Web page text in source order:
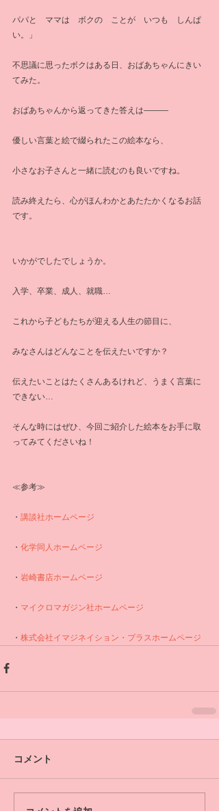
パパと　ママは　ボクの　ことが　いつも　しんぱ
い。」
不思議に思ったボクはある日、おばあちゃんにきい
てみた。
おばあちゃんから返ってきた答えは―――
優しい言葉と絵で綴られたこの絵本なら、
小さなお子さんと一緒に読むのも良いですね。
読み終えたら、心がほんわかとあたたかくなるお話
です。
いかがでしたでしょうか。
入学、卒業、成人、就職…
これから子どもたちが迎える人生の節目に、
みなさんはどんなことを伝えたいですか？
伝えたいことはたくさんあるけれど、うまく言葉に
できない…
そんな時にはぜひ、今回ご紹介した絵本をお手に取
ってみてくださいね！
≪参考≫
・ 講談社ホームページ
・ 化学同人ホームページ
・ 岩崎書店ホームページ
・ マイクロマガジン社ホームページ
・ 株式会社イマジネイション・プラスホームページ
コメント